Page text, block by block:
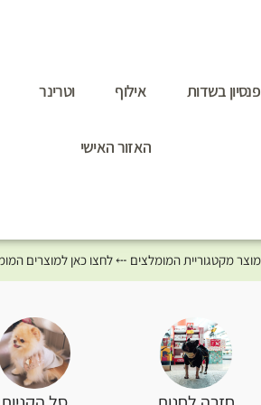
פנסיון בשדות אילוף וטרינר
האזור האישי